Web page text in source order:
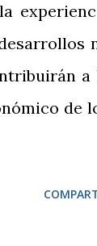
a
de